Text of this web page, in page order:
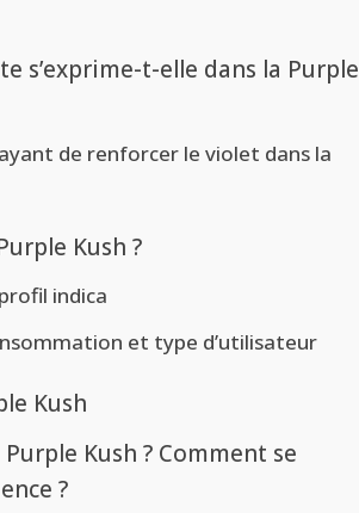
s’exprime-t-elle dans la Purple
de renforcer le violet dans la
Kush ?
indica
et type d’utilisateur
Kush
Kush ? Comment se
?